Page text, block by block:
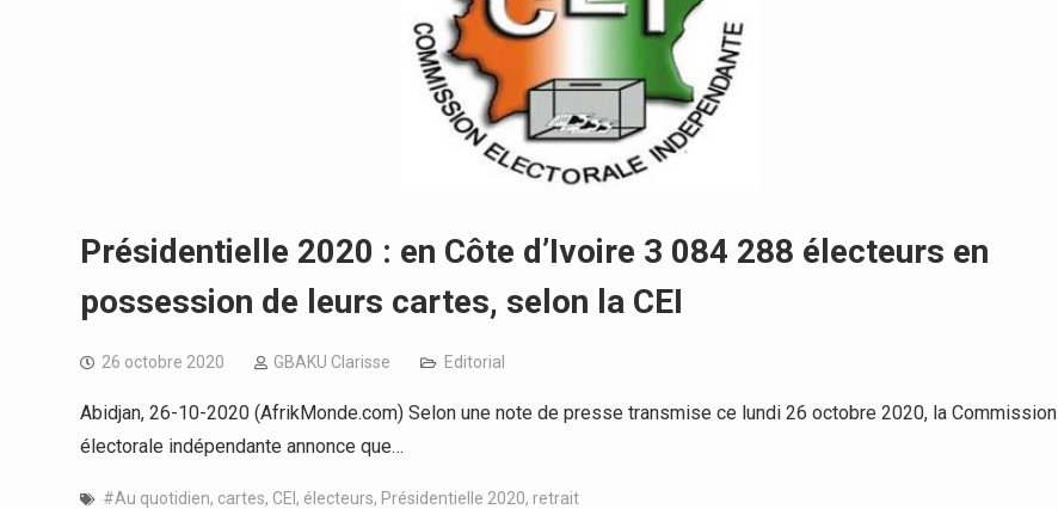
Présidentielle 2020 : en Côte d’Ivoire 3 084 288 électeurs en
possession de leurs cartes, selon la CEI
26 octobre 2020 GBAKU Clarisse Editorial
Abidjan, 26-10-2020 (AfrikMonde.com) Selon une note de presse transmise ce lundi 26 octobre 2020, la Commission
électorale indépendante annonce que…
#Au quotidien, cartes, CEI , électeurs, Présidentielle 2020, retrait